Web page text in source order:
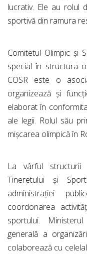
lucrativ. Ele au rolul
sportivă din ramura
Comitetul Olimpic și
special în structura
COSR este o
organizează și
elaborat în
ale legii. Rolul său
mișcarea olimpică în
La vârful structurii
Tineretului și
administrației
coordonarea
sportului.
generală a
colaborează cu